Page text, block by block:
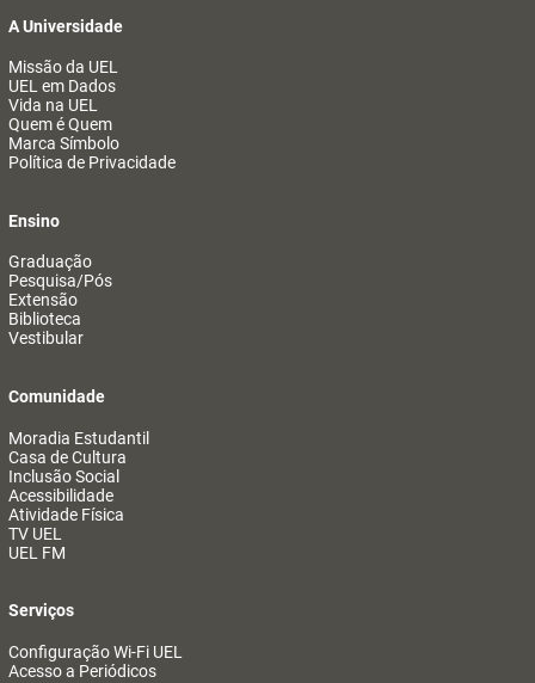
A Universidade
Missão da UEL
UEL em Dados
Vida na UEL
Quem é Quem
Marca Símbolo
Política de Privacidade
Ensino
Graduação
Pesquisa/Pós
Extensão
Biblioteca
Vestibular
Comunidade
Moradia Estudantil
Casa de Cultura
Inclusão Social
Acessibilidade
Atividade Física
TV UEL
UEL FM
Serviços
Configuração Wi-Fi UEL
Acesso a Periódicos